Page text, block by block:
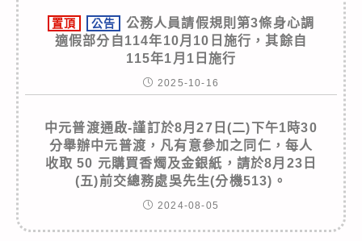
置頂 公告
公務人員請假規則第3條身心調
適假部分自114年10月10日施行，其餘自
115年1月1日施行
2025-10-16
中元普渡通啟-謹訂於8月27日(二)下午1時30
分舉辦中元普渡，凡有意參加之同仁，每人
收取 50 元購買香燭及金銀紙，請於8月23日
(五)前交總務處吳先生(分機513)。
2024-08-05